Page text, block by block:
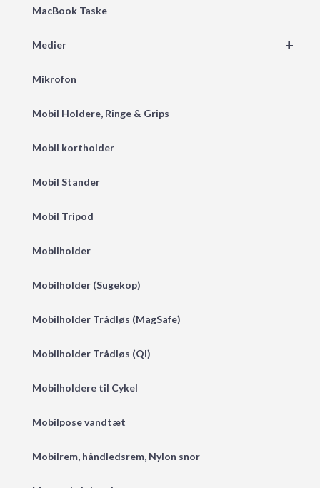
MacBook Taske
+
Medier
Mikrofon
Mobil Holdere, Ringe & Grips
Mobil kortholder
Mobil Stander
Mobil Tripod
Mobilholder
Mobilholder (Sugekop)
Mobilholder Trådløs (MagSafe)
Mobilholder Trådløs (QI)
Mobilholdere til Cykel
Mobilpose vandtæt
Mobilrem, håndledsrem, Nylon snor